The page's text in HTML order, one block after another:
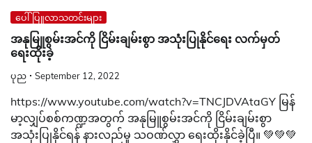
ပေါ်ပြူလာသတင်းများ
အနုမြူစွမ်းအင်ကို ငြိမ်းချမ်းစွာ အသုံးပြုနိုင်ရေး လက်မှတ်
ရေးထိုးခဲ့
ပုည September 12, 2022
https://www.youtube.com/watch?v=TNCJDVAtaGY မြန်
မာ့လျှပ်စစ်ကဏ္ဍအတွက် အနုမြူစွမ်းအင်ကို ငြိမ်းချမ်းစွာ
အသုံးပြုနိုင်ရန် နားလည်မှု သဝဏ်လွှာ ရေးထိုးနိုင်ခဲ့ပြီ။ 💚💚💚